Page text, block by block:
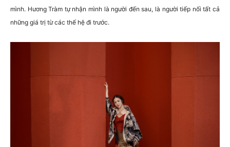
mình. Hương Tràm tự nhận mình là người đến sau, là người tiếp nối tất cả
những giá trị từ các thế hệ đi trước.